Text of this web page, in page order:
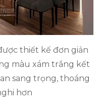
thiết kế đơn giản
màu xám trắng kết
sang trọng, thoáng
hơn